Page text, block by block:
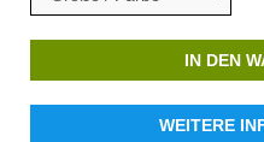
IN DEN
WEITERE